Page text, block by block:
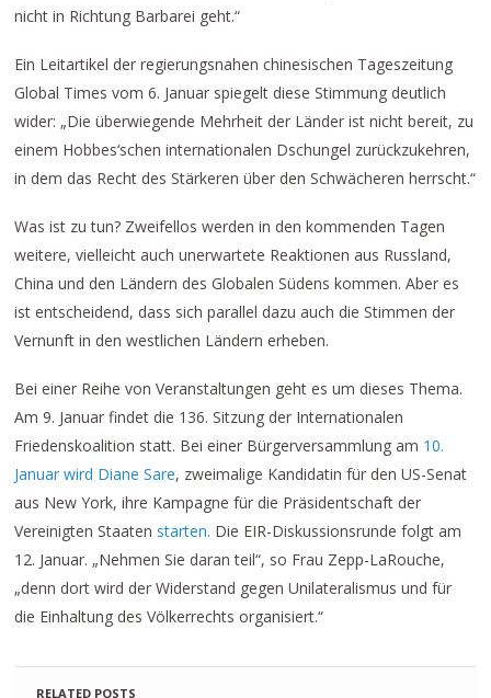
nicht in Richtung Barbarei geht.“
Ein Leitartikel der regierungsnahen chinesischen Tageszeitung
Global Times vom 6. Januar spiegelt diese Stimmung deutlich
wider: „Die überwiegende Mehrheit der Länder ist nicht bereit, zu
einem Hobbes‘schen internationalen Dschungel zurückzukehren,
in dem das Recht des Stärkeren über den Schwächeren herrscht.“
Was ist zu tun? Zweifellos werden in den kommenden Tagen
weitere, vielleicht auch unerwartete Reaktionen aus Russland,
China und den Ländern des Globalen Südens kommen. Aber es
ist entscheidend, dass sich parallel dazu auch die Stimmen der
Vernunft in den westlichen Ländern erheben.
Bei einer Reihe von Veranstaltungen geht es um dieses Thema.
Am 9. Januar findet die 136. Sitzung der Internationalen
Friedenskoalition statt. Bei einer Bürgerversammlung am 10.
Januar wird Diane Sare, zweimalige Kandidatin für den US-Senat
aus New York, ihre Kampagne für die Präsidentschaft der
Vereinigten Staaten starten. Die EIR-Diskussionsrunde folgt am
12. Januar. „Nehmen Sie daran teil“, so Frau Zepp-LaRouche,
„denn dort wird der Widerstand gegen Unilateralismus und für
die Einhaltung des Völkerrechts organisiert.“
RELATED POSTS